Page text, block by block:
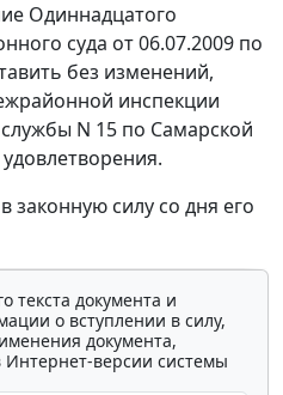
Одиннадцатого
суда от 06.07.2009 по
без изменений,
инспекции
N 15 по Самарской
законную силу со дня его
текста документа и
о вступлении в силу,
документа,
Интернет-версии системы